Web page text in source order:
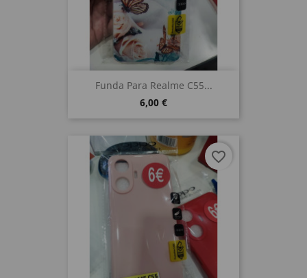
Funda Para Realme C55...
6,00 €
favorite_border